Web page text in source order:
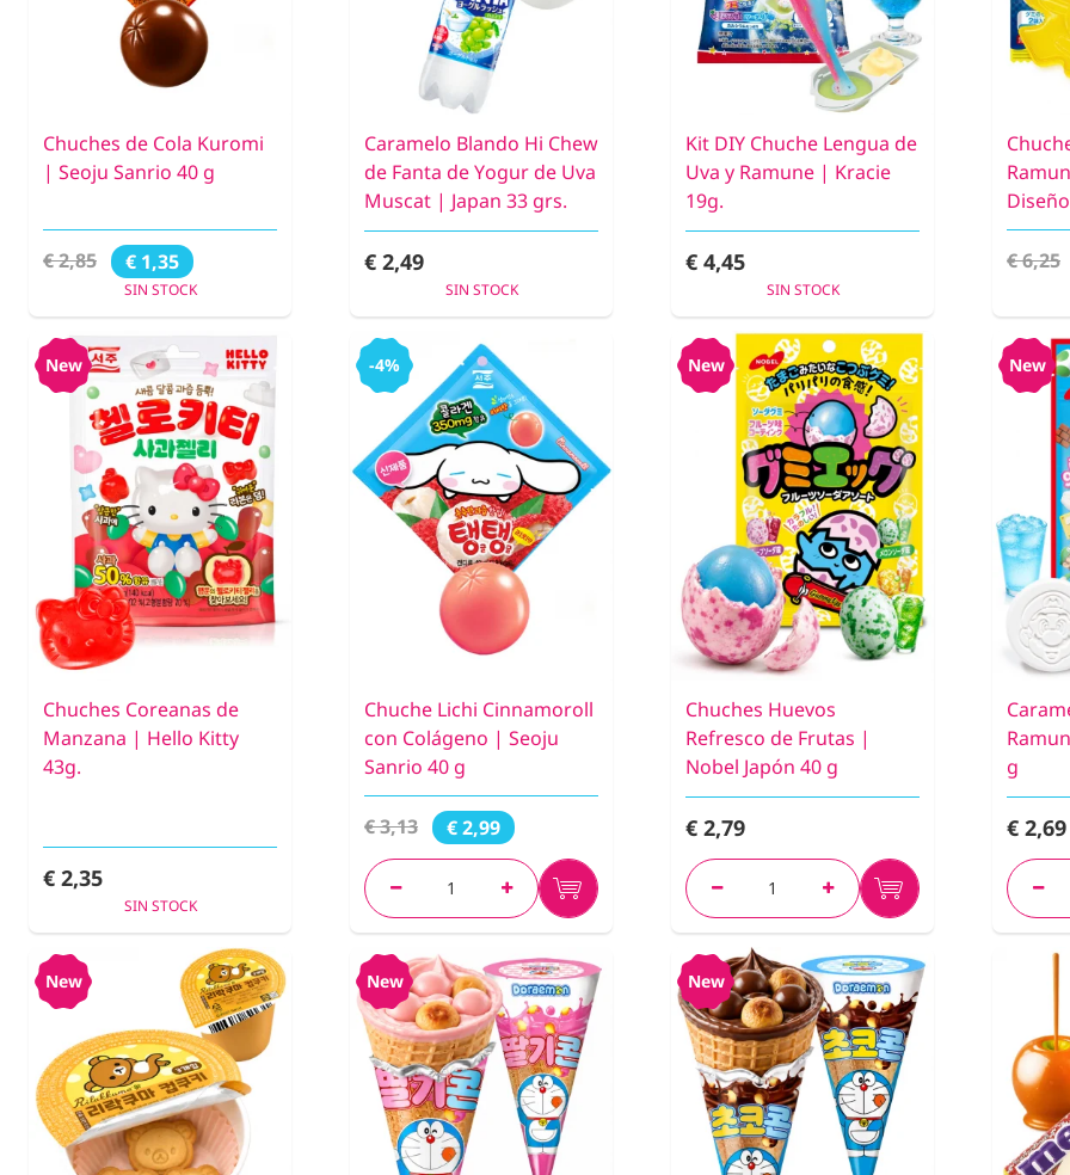
Chuches de Cola Kuromi
| Seoju Sanrio 40 g
€ 2,85 € 1,35
SIN STOCK
Caramelo Blando Hi Chew
de Fanta de Yogur de Uva
Muscat | Japan 33 grs.
€ 2,49
SIN STOCK
Kit DIY Chuche Lengua de
Uva y Ramune | Kracie
19g.
€ 4,45
SIN STOCK
€ 6,25
New
Chuches Coreanas de
Manzana | Hello Kitty
43g.
€ 2,35
SIN STOCK
-4%
Chuche Lichi Cinnamoroll
con Colágeno | Seoju
Sanrio 40 g
€ 3,13 € 2,99
New
Chuches Huevos
Refresco de Frutas |
Nobel Japón 40 g
€ 2,79
New
g
€ 2,69
New New New